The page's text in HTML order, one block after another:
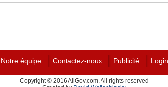
Notre équipe Contactez-nous Publicité Login
Copyright © 2016 AllGov.com. All rights reserved